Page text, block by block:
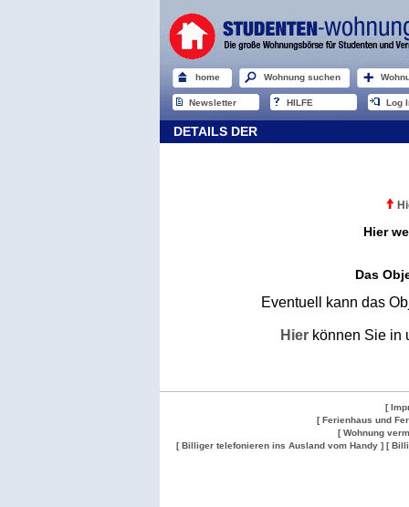
home Wohnung suchen
Newsletter HILFE Log
DETAILS DER
Hier
Das
Eventuell kann das
Hier können Sie in
[
[ Ferienhaus und
[ Wohnung
[ Billiger telefonieren ins Ausland vom Handy ] [